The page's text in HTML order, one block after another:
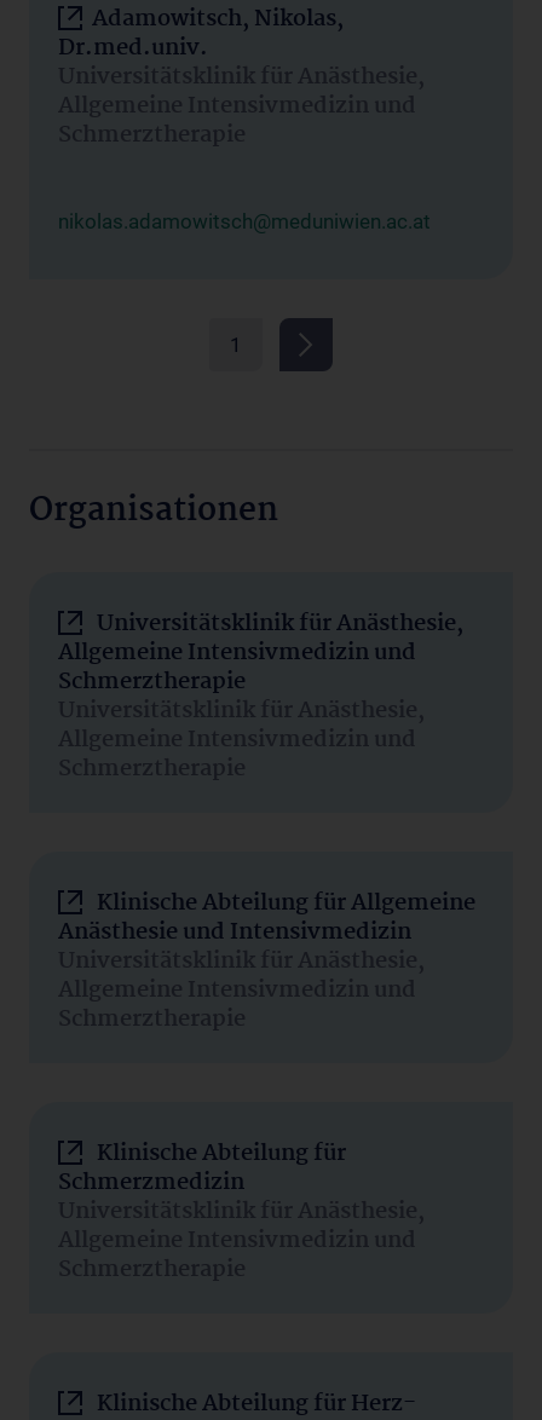
Adamowitsch, Nikolas,
Dr.med.univ.
Universitätsklinik für Anästhesie,
Allgemeine Intensivmedizin und
Schmerztherapie
nikolas.adamowitsch@meduniwien.ac.at
1
Organisationen
Universitätsklinik für Anästhesie,
Allgemeine Intensivmedizin und
Schmerztherapie
Universitätsklinik für Anästhesie,
Allgemeine Intensivmedizin und
Schmerztherapie
Klinische Abteilung für Allgemeine
Anästhesie und Intensivmedizin
Universitätsklinik für Anästhesie,
Allgemeine Intensivmedizin und
Schmerztherapie
Klinische Abteilung für
Schmerzmedizin
Universitätsklinik für Anästhesie,
Allgemeine Intensivmedizin und
Schmerztherapie
Klinische Abteilung für Herz-